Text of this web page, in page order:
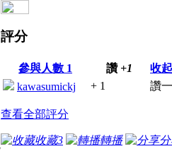
評分
參與人數 1 讚 +1
收起
kawasumickj
+ 1 讚
查看全部評分
收藏3 轉播